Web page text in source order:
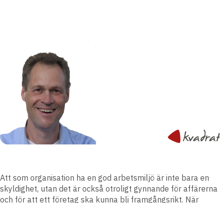
Att som organisation ha en god arbetsmiljö är inte bara en
skyldighet, utan det är också otroligt gynnande för affärerna
och för att ett företag ska kunna bli framgångsrikt. När